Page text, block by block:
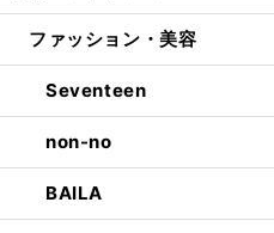
ファッション・美容
Seventeen
non-no
BAILA